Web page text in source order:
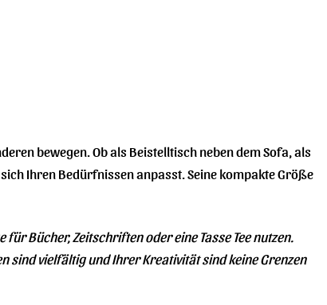
bewegen. Ob als Beistelltisch neben dem Sofa, als
Ihren Bedürfnissen anpasst. Seine kompakte Größe
Bücher, Zeitschriften oder eine Tasse Tee nutzen.
sind vielfältig und Ihrer Kreativität sind keine Grenzen